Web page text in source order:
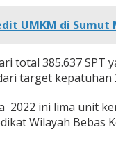
UMKM di
total 385.637 SPT
target kepatuhan
2022 ini lima unit
Wilayah Bebas